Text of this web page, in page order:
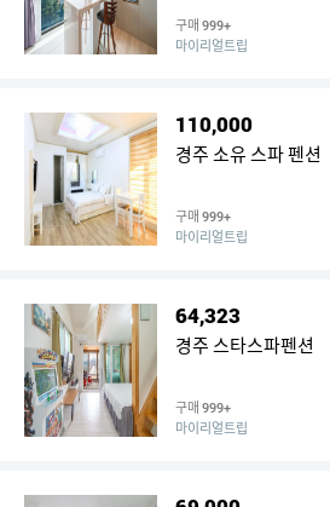
구매 999+
마이리얼트립
110,000
경주 소유 스파 펜션
구매 999+
마이리얼트립
64,323
경주 스타스파펜션
구매 999+
마이리얼트립